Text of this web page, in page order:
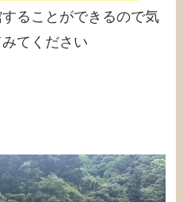
ることができるので気
てください